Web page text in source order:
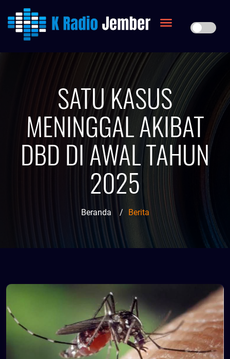
SATU KASUS
MENINGGAL AKIBAT
DBD DI AWAL TAHUN
2025
Beranda / Berita